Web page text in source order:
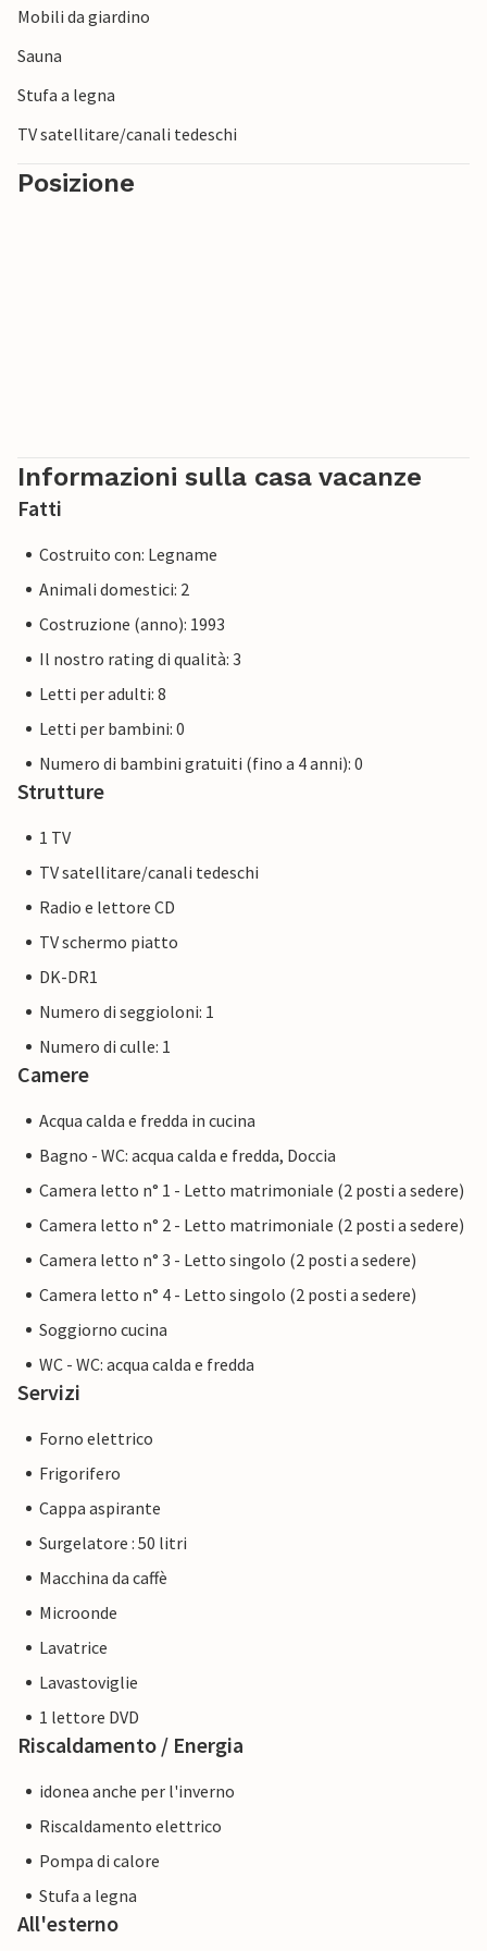
Mobili da giardino
Sauna
Stufa a legna
TV satellitare/canali tedeschi
Posizione
Informazioni sulla casa vacanze
Fatti
Costruito con: Legname
Animali domestici: 2
Costruzione (anno): 1993
Il nostro rating di qualità: 3
Letti per adulti: 8
Letti per bambini: 0
Numero di bambini gratuiti (fino a 4 anni): 0
Strutture
1 TV
TV satellitare/canali tedeschi
Radio e lettore CD
TV schermo piatto
DK-DR1
Numero di seggioloni: 1
Numero di culle: 1
Camere
Acqua calda e fredda in cucina
Bagno - WC: acqua calda e fredda, Doccia
Camera letto n° 1 - Letto matrimoniale (2 posti a sedere)
Camera letto n° 2 - Letto matrimoniale (2 posti a sedere)
Camera letto n° 3 - Letto singolo (2 posti a sedere)
Camera letto n° 4 - Letto singolo (2 posti a sedere)
Soggiorno cucina
WC - WC: acqua calda e fredda
Servizi
Forno elettrico
Frigorifero
Cappa aspirante
Surgelatore : 50 litri
Macchina da caffè
Microonde
Lavatrice
Lavastoviglie
1 lettore DVD
Riscaldamento / Energia
idonea anche per l'inverno
Riscaldamento elettrico
Pompa di calore
Stufa a legna
All'esterno